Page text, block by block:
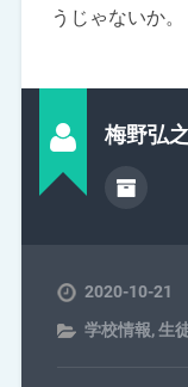
うじゃないか。
梅野弘之
2020-10-21
学校情報,生